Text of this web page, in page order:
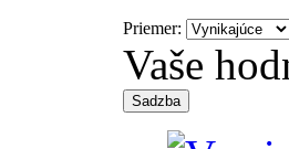
Priemer:
Vaše